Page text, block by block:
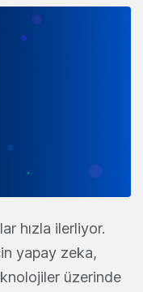
hızla ilerliyor.
yapay zeka,
üzerinde